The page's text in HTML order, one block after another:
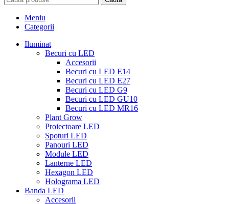
Meniu
Categorii
Iluminat
Becuri cu LED
Accesorii
Becuri cu LED E14
Becuri cu LED E27
Becuri cu LED G9
Becuri cu LED GU10
Becuri cu LED MR16
Plant Grow
Proiectoare LED
Spoturi LED
Panouri LED
Module LED
Lanterne LED
Hexagon LED
Holograma LED
Banda LED
Accesorii